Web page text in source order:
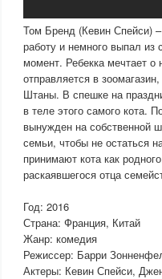
Том Бренд (Кевин Спейси)
работу и немного выпал
момент. Ребекка мечтает
отправляется в
Штаны. В спешке на
в теле этого самого кота.
вынужден на собственной
семьи, чтобы не остаться
принимают кота как
раскаявшегося отца
Год: 2016
Страна: Франция, Китай
Жанр: комедия
Режиссер: Барри
Актеры: Кевин Спейси,